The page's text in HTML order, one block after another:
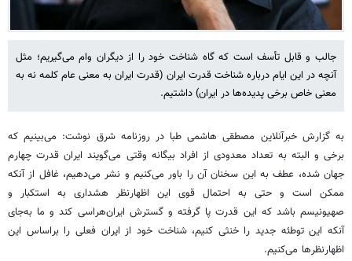
جالب‌ و قابل تأسف‌ است که گاه شناخت خود را از دیگران وام می‌گیریم؛ مثل
آنچه در این ایام درباره شناخت قدرت ایران (قدرت ایران به معنی عام کلمه نه به
معنی خاص برخی پدیده‌ها در ایران) داشتیم.
به گزارش خبرآنلاین مصطقی هاشمی طبا در روزنامه شرق نوشت: می‌بینیم که
برخی و البته به تعداد معدودی از افراد بیگانه وقتی می‌گویند ایران قدرت چهارم
جهان شده، عطف به این سخنان آن را باور می‌کنیم و نشر می‌دهیم، غافل از آنکه
ممکن است و حتی به احتمال قوی این اظهارنظر هشداری به استکبار و
صهیونیسم باشد که این قدرت پا گرفته و گسترش ایران‌هراسی کند و ما به‌جای
آنکه این توطئه جدید را خنثی کنیم، شناخت خود از ایران فعلی را براساس این
اظهارنظرها می‌کنیم.